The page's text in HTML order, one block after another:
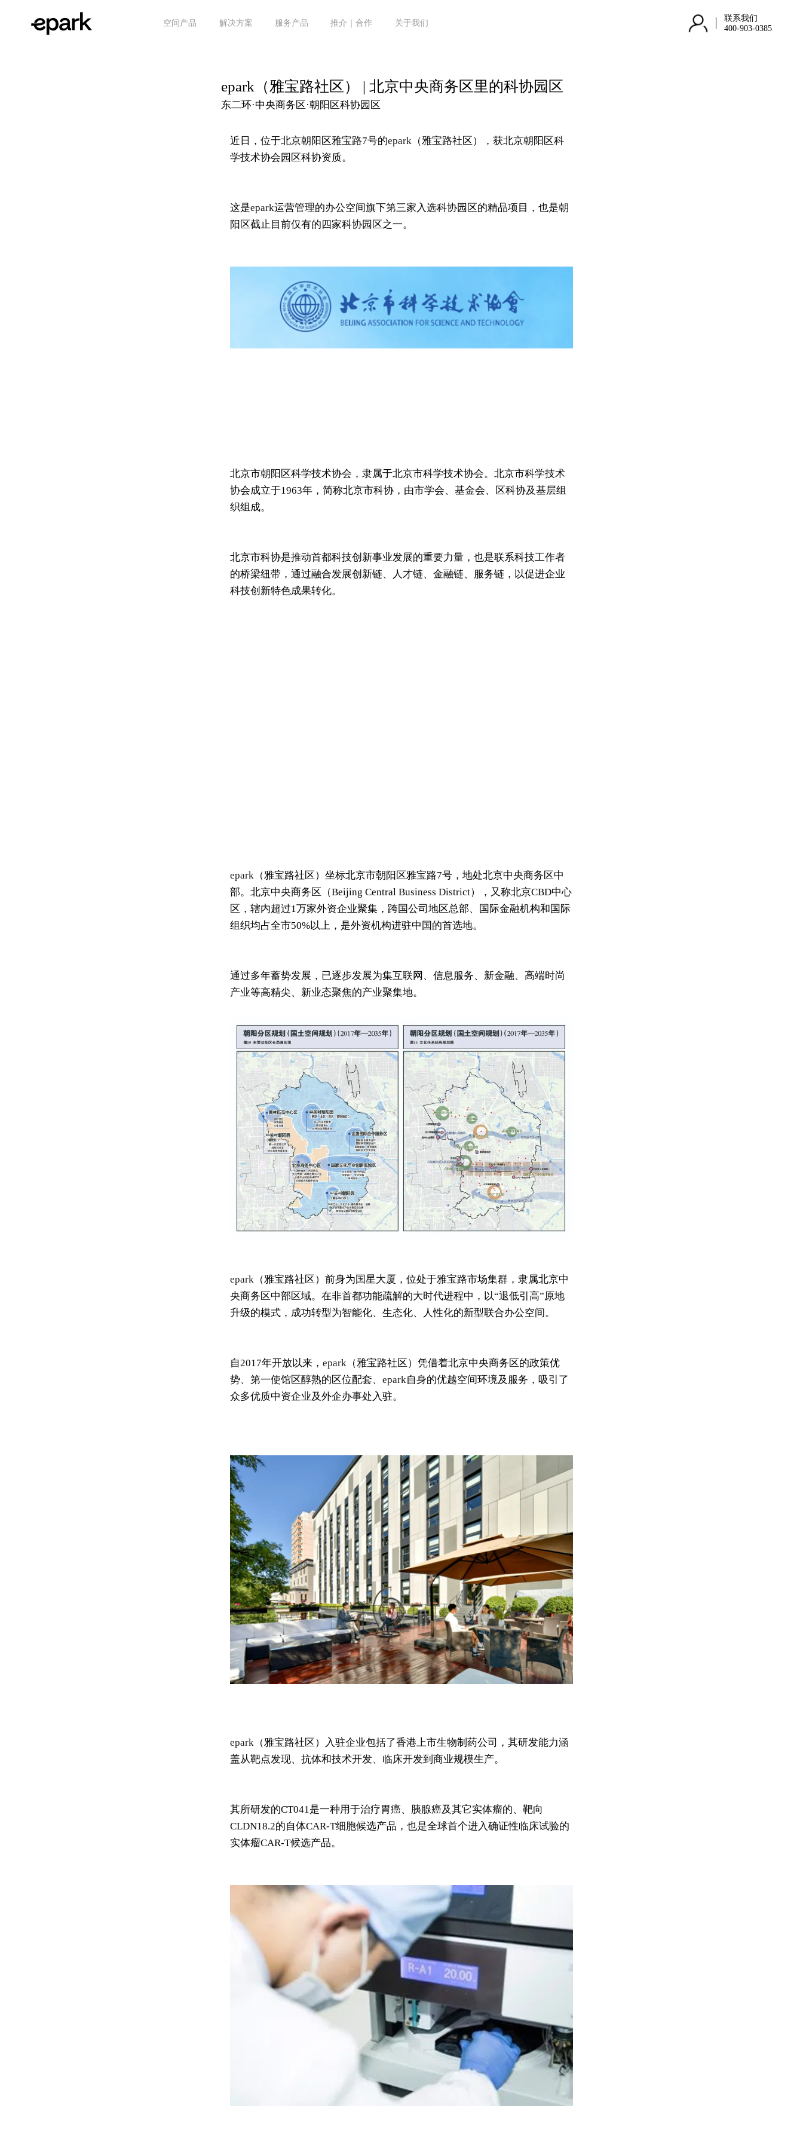
空间产品 解决方案 服务产品 推介｜合作 关于我们
联系我们
400-903-0385
epark（雅宝路社区） | 北京中央商务区里的科协园区
东二环·中央商务区·朝阳区科协园区
近日，位于北京朝阳区雅宝路7号的epark （雅宝路社区），获北京朝阳区科
学技术协会园区科协资质。
这是epark运营管理的办公空间旗下第三家入选科协园区的精品项目，也是朝
阳区截止目前仅有的四家科协园区之一。
北京市朝阳区科学技术协会，隶属于北京市科学技术协会。北京市科学技术
协会成立于1963年，简称北京市科协，由市学会、基金会、区科协及基层组
织组成。
北京市科协是推动首都科技创新事业发展的重要力量，也是联系科技工作者
的桥梁纽带，通过融合发展创新链、人才链、金融链、服务链，以促进企业
科技创新特色成果转化。
epark（雅宝路社区）坐标北京市朝阳区雅宝路7号，地处北京中央商务区中
部。北京中央商务区（Beijing Central Business District），又称北京CBD中心
区，辖内超过1万家外资企业聚集，跨国公司地区总部、国际金融机构和国际
组织均占全市50%以上，是外资机构进驻中国的首选地。
通过多年蓄势发展，已逐步发展为集互联网、信息服务、新金融、高端时尚
产业等高精尖、新业态聚焦的产业聚集地。
epark（雅宝路社区）前身为国星大厦，位处于雅宝路市场集群，隶属北京中
央商务区中部区域。在非首都功能疏解的大时代进程中，以“退低引高”原地
升级的模式，成功转型为智能化、生态化、人性化的新型联合办公空间。
自2017年开放以来， epark（雅宝路社区）凭借着北京中央商务区的政策优
势、第一使馆区醇熟的区位配套、 epark自身的优越空间环境及服务，吸引了
众多优质中资企业及外企办事处入驻。
epark（雅宝路社区）入驻企业包括了香港上市生物制药公司，其研发能力涵
盖从靶点发现、抗体和技术开发、临床开发到商业规模生产。
其所研发的CT041是一种用于治疗胃癌、胰腺癌及其它实体瘤的、靶向
CLDN18.2的自体CAR-T细胞候选产品，也是全球首个进入确证性临床试验的
实体瘤CAR-T候选产品。